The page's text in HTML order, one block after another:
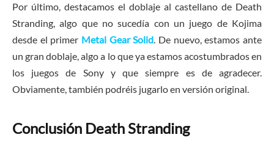
Por último, destacamos el doblaje al castellano de Death
Stranding, algo que no sucedía con un juego de Kojima
desde el primer Metal Gear Solid. De nuevo, estamos ante
un gran doblaje, algo a lo que ya estamos acostumbrados en
los juegos de Sony y que siempre es de agradecer.
Obviamente, también podréis jugarlo en versión original.
Conclusión Death Stranding